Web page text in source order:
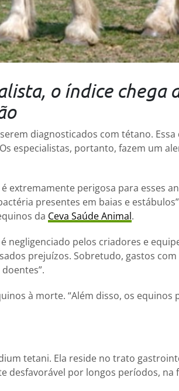
o índice chega
diagnosticados com tétano. Essa
especialistas, portanto, fazem um
extremamente perigosa para esses
presentes em baias e
da Ceva Saúde Animal.
negligenciado pelos criadores e
prejuízos. Sobretudo, gastos
à morte. “Além disso, os equinos
tetani. Ela reside no trato
desfavorável por longos períodos, na